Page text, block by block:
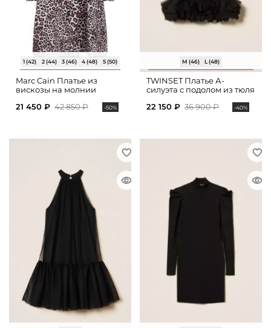
1 (42) 2 (44) 3 (46) 4 (48) 5 (50)
Marc Cain Платье из
вискозы на молнии
21 450 ₽ 42 850 ₽ -50%
M (46) L (48)
TWINSET Платье А-
силуэта с подолом из тюля
22 150 ₽ 36 900 ₽ -40%